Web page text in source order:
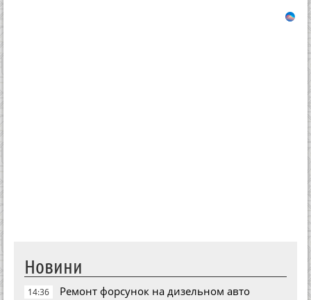
Новини
14:36 Ремонт форсунок на дизельном авто